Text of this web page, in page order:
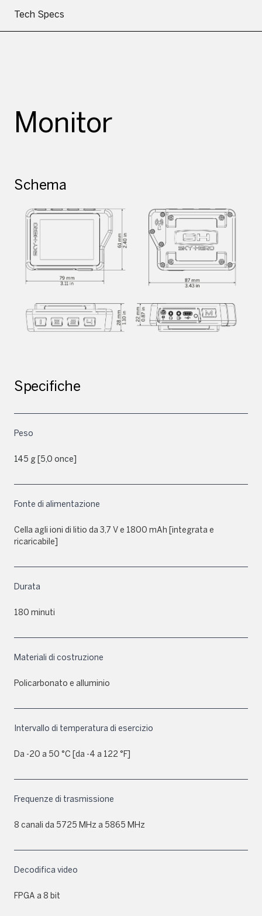
Tech Specs
Monitor
Schema
Specifiche
Peso
145 g [5,0 once]
Fonte di alimentazione
Cella agli ioni di litio da 3,7 V e 1800 mAh [integrata e
ricaricabile]
Durata
180 minuti
Materiali di costruzione
Policarbonato e alluminio
Intervallo di temperatura di esercizio
Da -20 a 50 °C [da -4 a 122 °F]
Frequenze di trasmissione
8 canali da 5725 MHz a 5865 MHz
Decodifica video
FPGA a 8 bit